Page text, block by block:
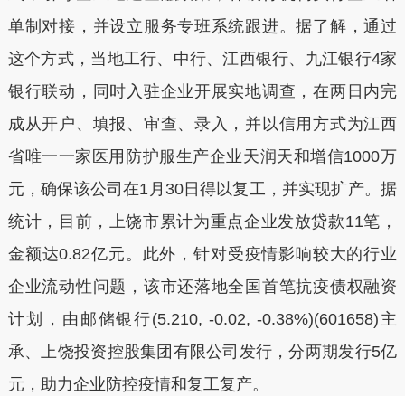
单制对接，并设立服务专班系统跟进。据了解，通过
这个方式，当地工行、中行、江西银行、九江银行4家
银行联动，同时入驻企业开展实地调查，在两日内完
成从开户、填报、审查、录入，并以信用方式为江西
省唯一一家医用防护服生产企业天润天和增信1000万
元，确保该公司在1月30日得以复工，并实现扩产。据
统计，目前，上饶市累计为重点企业发放贷款11笔，
金额达0.82亿元。此外，针对受疫情影响较大的行业
企业流动性问题，该市还落地全国首笔抗疫债权融资
计划，由邮储银行(5.210, -0.02, -0.38%)(601658)主
承、上饶投资控股集团有限公司发行，分两期发行5亿
元，助力企业防控疫情和复工复产。